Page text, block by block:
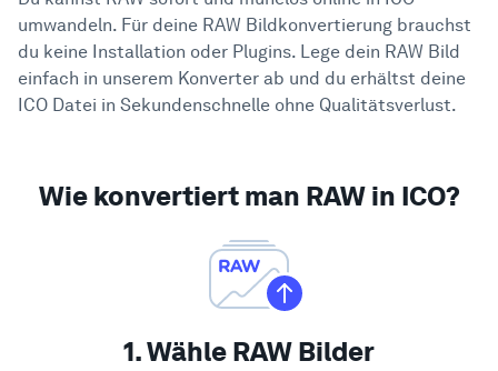
umwandeln. Für deine RAW Bildkonvertierung brauchst
du keine Installation oder Plugins. Lege dein RAW Bild
einfach in unserem Konverter ab und du erhältst deine
ICO Datei in Sekundenschnelle ohne Qualitätsverlust.
Wie konvertiert man RAW in ICO?
1. Wähle RAW Bilder